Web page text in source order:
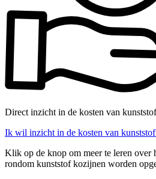
Direct inzicht in de kosten van
Ik wil inzicht in de kosten van
Klik op de knop om meer te leren over
rondom kunststof kozijnen worden